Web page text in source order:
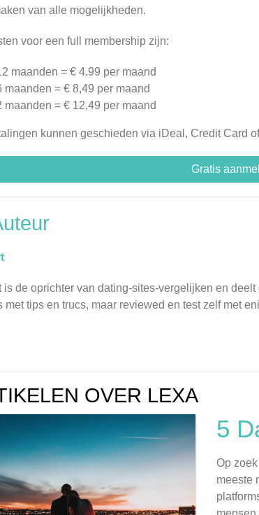
van alle mogelijkheden.
voor een full membership zijn:
maanden = € 4.99 per maand
maanden = € 8,49 per maand
maanden = € 12,49 per maand
kunnen geschieden via iDeal, Credit Card
Gratis
is de oprichter van dating-sites-vergelijken en
met tips en trucs, maar reviewed en test zelf met
OVER LEXA
5
Op
meeste